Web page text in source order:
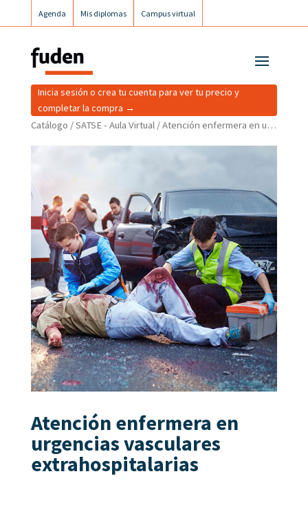
Agenda Mis diplomas Campus virtual
Catálogo /SATSE - Aula Virtual/ Atención enfermera en urgencias vasculares extrahospitalarias
Inicia sesión o crea tu cuenta para ver tu precio y
completar la compra →
Atención enfermera en
urgencias vasculares
extrahospitalarias